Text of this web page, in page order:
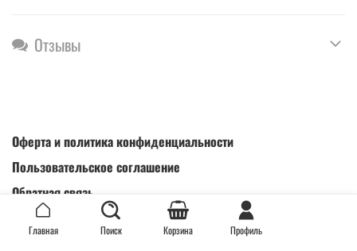
Отзывы
Оферта и политика конфиденциальности
Пользовательское соглашение
Обратная связь
Интернет-магазин создан на inSales
Главная Поиск Корзина Профиль